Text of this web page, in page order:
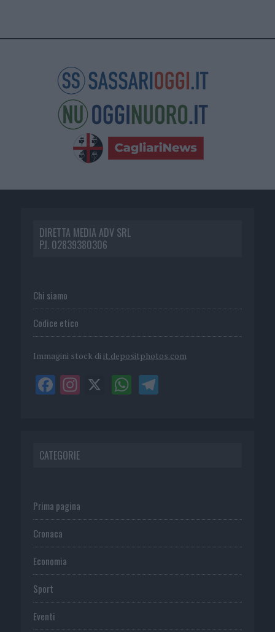
DIRETTA MEDIA ADV SRL
P.I. 02839380306
Chi siamo
Codice etico
Immagini stock di it.depositphotos.com
CATEGORIE
Prima pagina
Cronaca
Economia
Sport
Eventi